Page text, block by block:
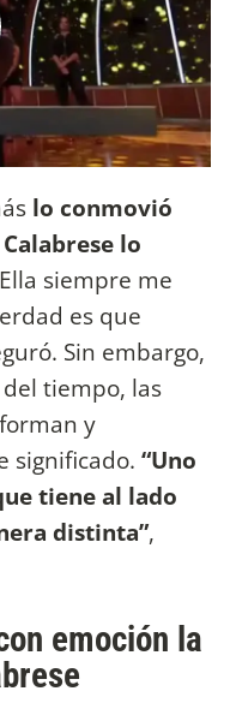
lo conmovió
lo
siempre me
es que
Sin embargo,
tiempo, las
y
significado. “Uno
tiene al lado
distinta”,
emoción la